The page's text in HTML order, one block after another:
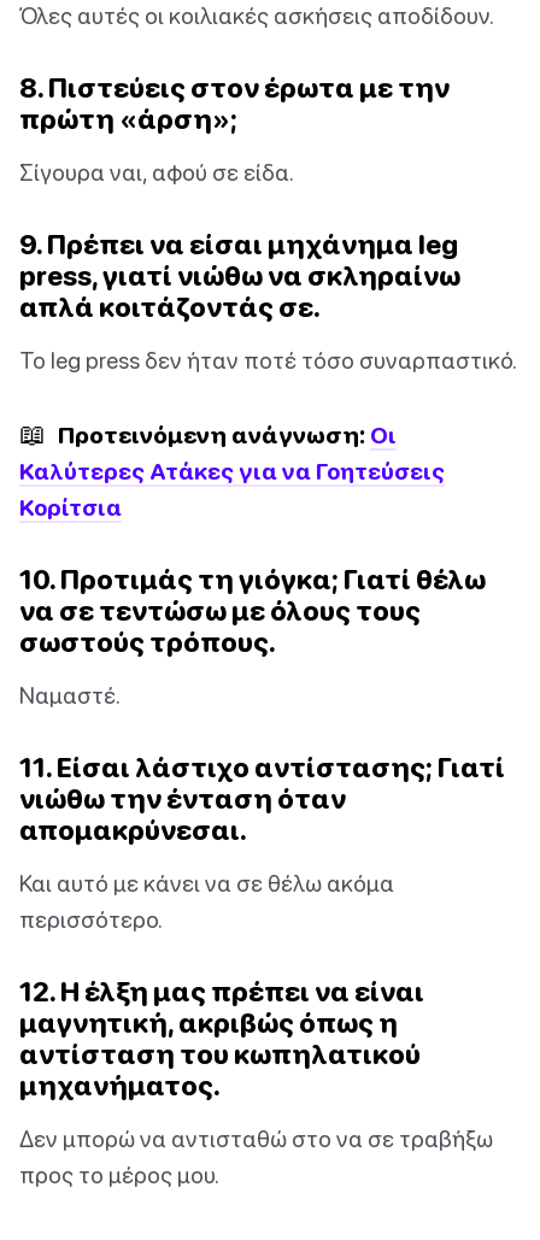
Όλες αυτές οι κοιλιακές ασκήσεις αποδίδουν.
8. Πιστεύεις στον έρωτα με την
πρώτη «άρση»;
Σίγουρα ναι, αφού σε είδα.
9. Πρέπει να είσαι μηχάνημα leg
press, γιατί νιώθω να σκληραίνω
απλά κοιτάζοντάς σε.
Το leg press δεν ήταν ποτέ τόσο συναρπαστικό.
📖 Προτεινόμενη ανάγνωση: Οι
Καλύτερες Ατάκες για να Γοητεύσεις
Κορίτσια
10. Προτιμάς τη γιόγκα; Γιατί θέλω
να σε τεντώσω με όλους τους
σωστούς τρόπους.
Ναμαστέ.
11. Είσαι λάστιχο αντίστασης; Γιατί
νιώθω την ένταση όταν
απομακρύνεσαι.
Και αυτό με κάνει να σε θέλω ακόμα
περισσότερο.
12. Η έλξη μας πρέπει να είναι
μαγνητική, ακριβώς όπως η
αντίσταση του κωπηλατικού
μηχανήματος.
Δεν μπορώ να αντισταθώ στο να σε τραβήξω
προς το μέρος μου.